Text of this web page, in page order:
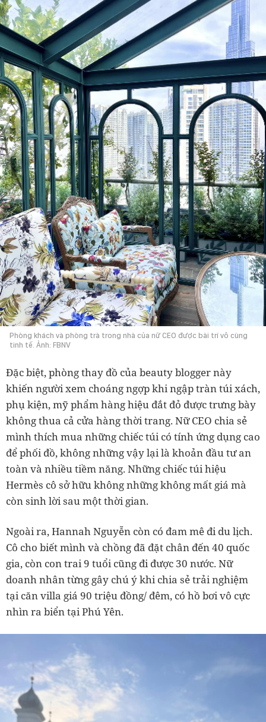
Phòng khách và phòng trà trong nhà của nữ CEO được bài trí vô cùng
tinh tế. Ảnh: FBNV
khiến người xem choáng ngợp khi ngập tràn túi xách,
phụ kiện, mỹ phẩm hàng hiệu đắt đỏ được trưng bày
không thua cả cửa hàng thời trang. Nữ CEO chia sẻ
mình thích mua những chiếc túi có tính ứng dụng cao
để phối đồ, không những vậy lại là khoản đầu tư an
toàn và nhiều tiềm năng. Những chiếc túi hiệu
Hermès cô sở hữu không những không mất giá mà
Ngoài ra, Hannah Nguyễn còn có đam mê đi du lịch.
Cô cho biết mình và chồng đã đặt chân đến 40 quốc
gia, còn con trai 9 tuổi cũng đi được 30 nước. Nữ
doanh nhân từng gây chú ý khi chia sẻ trải nghiệm
tại căn villa giá 90 triệu đồng/ đêm, có hồ bơi vô cực